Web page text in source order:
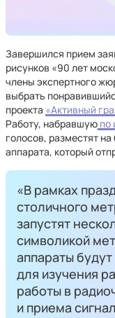
Завершился прием
рисунков «90 лет
члены экспертного
выбрать
проекта «Активный
Работу, набравшую по
голосов, разместят
аппарата, который
«В рамках
столичного
запустят
символикой
аппараты
для изучения
работы в
и приема